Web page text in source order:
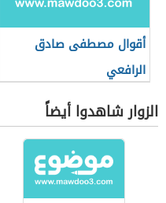
أقوال مصطفى صادق
الرافعي
الزوار شاهدوا أيضاً